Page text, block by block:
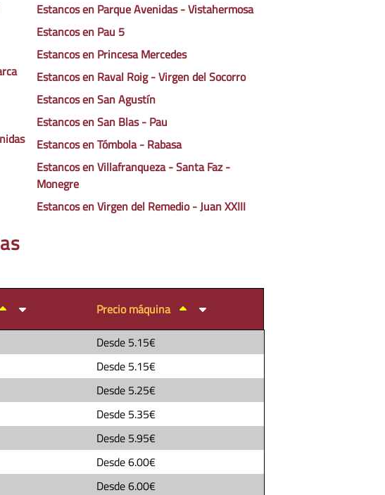
Estancos en Parque Avenidas - Vistahermosa
Estancos en Pau 5
Estancos en Princesa Mercedes
Estancos en Raval Roig - Virgen del Socorro
Estancos en San Agustín
Estancos en San Blas - Pau
Estancos en Tómbola - Rabasa
Estancos en Villafranqueza - Santa Faz -
Monegre
Estancos en Virgen del Remedio - Juan XXIII
Precio máquina
Desde 5.15€
Desde 5.15€
Desde 5.25€
Desde 5.35€
Desde 5.95€
Desde6.00€
Desde6.00€